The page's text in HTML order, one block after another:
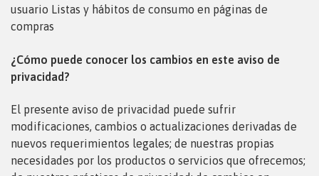
usuario Listas y hábitos de consumo en páginas de
compras
¿Cómo puede conocer los cambios en este aviso de
privacidad?
El presente aviso de privacidad puede sufrir
modificaciones, cambios o actualizaciones derivadas de
nuevos requerimientos legales; de nuestras propias
necesidades por los productos o servicios que ofrecemos;